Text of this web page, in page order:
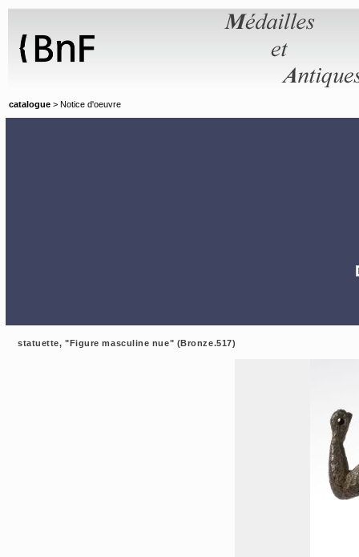
catalogue > Notice d'oeuvre
statuette, "Figure masculine nue" (Bronze.517)